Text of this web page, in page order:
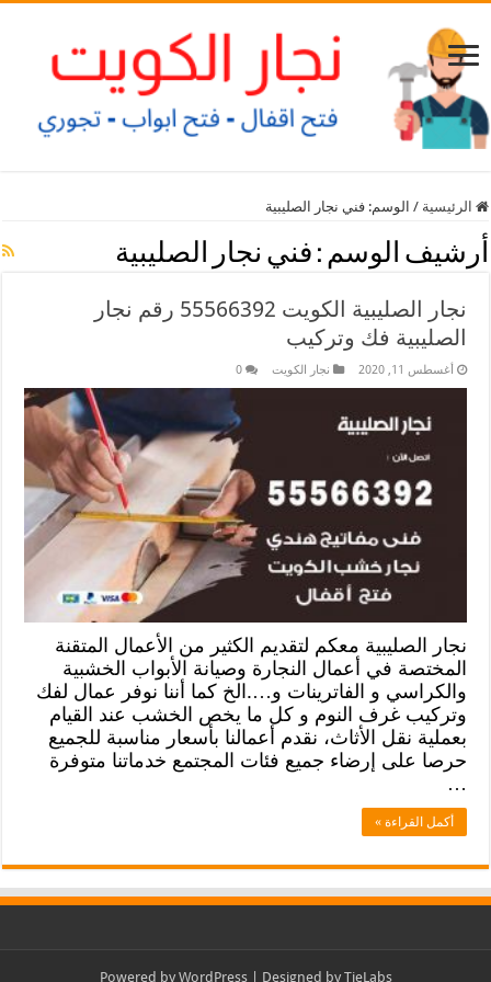
الرئيسية / الوسم:فني نجار الصليبية
أرشيف الوسم : فني نجار الصليبية
نجار الصليبية الكويت 55566392 رقم نجار
الصليبية فك وتركيب
أغسطس 11, 2020 نجار الكويت 0
نجار الصليبية معكم لتقديم الكثير من الأعمال المتقنة
المختصة في أعمال النجارة وصيانة الأبواب الخشبية
والكراسي و الفاترينات و….الخ كما أننا نوفر عمال لفك
وتركيب غرف النوم و كل ما يخص الخشب عند القيام
بعملية نقل الأثاث، نقدم أعمالنا بأسعار مناسبة للجميع
حرصا على إرضاء جميع فئات المجتمع خدماتنا متوفرة
…
أكمل القراءة »
Powered by WordPress| Designed by TieLabs